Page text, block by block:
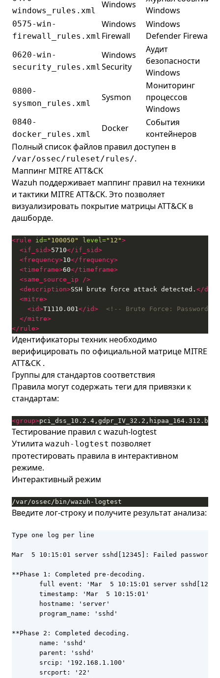
windows_rules.xml
Windows
Windows
0575-win-
firewall_rules.xml
Windows
Firewall
Windows
Defender Firewall
0620-win-
security_rules.xml
Windows
Security
Аудит
безопасности
Windows
0800-
sysmon_rules.xml
Sysmon
Мониторинг
процессов
Windows
0840-
docker_rules.xml
Docker
События
контейнеров
Полный список файлов правил доступен в
/var/ossec/ruleset/rules/.
Маппинг MITRE ATT&CK
Wazuh поддерживает маппинг правил на техники
и тактики MITRE ATT&CK. Это позволяет
визуализировать покрытие матрицы ATT&CK в
дашборде.
<rule id="100050" level="12">
<if_sid>5710</if_sid>
<frequency>10</frequency>
<timeframe>60</timeframe>
<same_source_ip
/>
<description>SSH brute force attack detected. </
<mitre>
<id>T1110.001</id>
<!-- Brute Force: Password
</mitre>
</rule>
Идентификаторы техник необходимо
верифицировать по официальной матрице MITRE
ATT&CK .
Группы для стандартов соответствия
Правила могут содержать теги для привязки к
стандартам:
<group>
Тестирование правил с wazuh-logtest
Утилита wazuh-logtest позволяет
протестировать правила в интерактивном
режиме.
Интерактивный режим
/var/ossec/bin/wazuh-logtest
Введите лог-строку и получите результат анализа:
Type one log per line
Mar  5 10:15:01 server sshd[12345]: Failed
**Phase 1: Completed pre-decoding.
full event: 'Mar  5 10:15:01 server
       timestamp: 'Mar  5 10:15:01'
       hostname: 'server'
       program_name: 'sshd'
**Phase 2: Completed decoding.
       name: 'sshd'
       parent: 'sshd'
       srcip: '192.168.1.100'
       srcport: '22'